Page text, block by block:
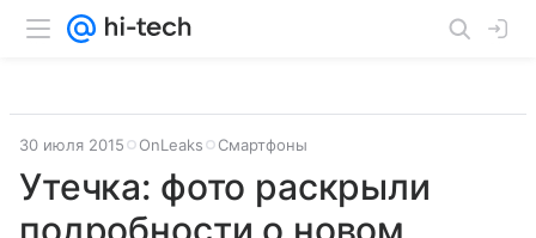
30 июля 2015 OnLeaks Смартфоны
Утечка: фото раскрыли